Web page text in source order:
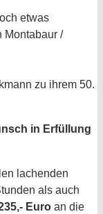
etwas
Montabaur /
zu ihrem 50.
in Erfüllung
lachenden
als auch
Euro an die